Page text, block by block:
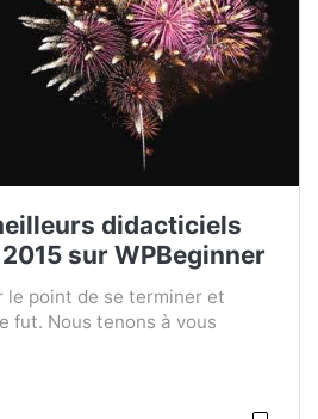
didacticiels
sur WPBeginner
le point de se terminer et
fut. Nous tenons à vous